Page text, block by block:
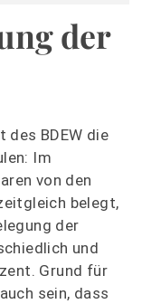
der
des BDEW die
Im
von den
belegt,
der
und
Grund für
sein, dass